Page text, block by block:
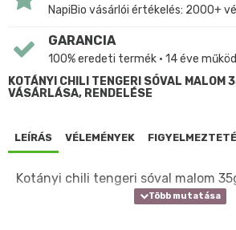
NapiBio vásárlói értékelés: 2000+
GARANCIA
100% eredeti termék • 14 éve
KOTÁNYI CHILI TENGERI SÓVAL MALOM
VÁSÁRLÁSA, RENDELÉSE
LEÍRÁS VÉLEMÉNYEK
Kotányi chili tengeri sóval malom